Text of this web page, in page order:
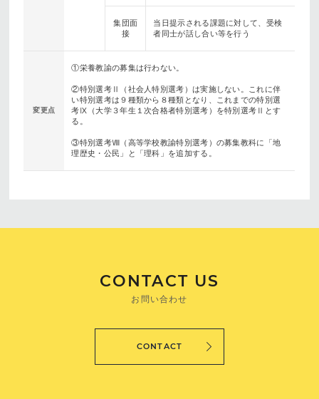
集団面
接
当日提示される課題に対して、受検
者同士が話し合い等を行う
変更点
①栄養教諭の募集は行わない。
②特別選考Ⅱ（社会人特別選考）は実施しない。これに伴
い特別選考は９種類から８種類となり、これまでの特別選
考Ⅸ（大学３年生１次合格者特別選考）を特別選考Ⅱとす
る。
③特別選考Ⅷ（高等学校教諭特別選考）の募集教科に「地
理歴史・公民」と「理科」を追加する。
CONTACT US
お問い合わせ
CONTACT